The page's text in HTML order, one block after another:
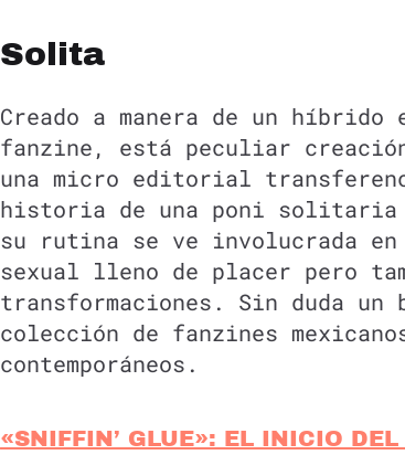
Solita
Creado a manera de un híbrido
fanzine, está peculiar
una micro editorial
historia de una poni solitaria
su rutina se ve involucrada en
sexual lleno de placer pero
transformaciones. Sin duda un
colección de fanzines
contemporáneos.
«SNIFFIN’ GLUE»: EL INICIO